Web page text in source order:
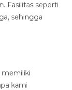
Fasilitas seperti
sehingga
memiliki
kami